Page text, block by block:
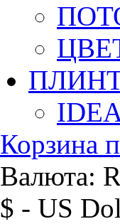
Корзина
Валюта:
$ - US